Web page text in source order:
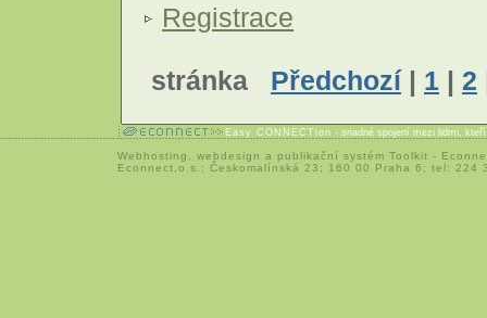
Registrace
stránka Předchozí| 1 | 2
Easy CONNECTion - snadné spojení mezi lidmi,
Webhosting webdesign a publikační systém Toolkit -
Econnect,o.s.; Českomalínská 23; 160 00 Praha 6; tel: 224